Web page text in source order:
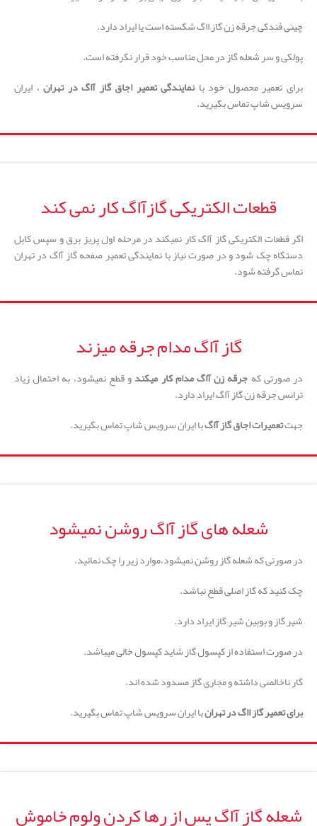
چینی فندکی جرقه زن گاز ااگ شکسته است یا ایراد دارد.
پولکی و سر شعله گاز در محل مناسب خود قرار نگرفته است.
برای تعمیر محصول خود بانمایندگی تعمیر اجاق گاز آاگ در تهران، ایران
سرویس شاپ تماس بگیرید.
قطعات الکتریکی گازآاگ کار نمی کند
اگر قطعات الکتریکی گاز آاگ کار نمیکند در مرحله اول پریز برق و سپس کابل
دستگاه چک شود و در صورت نیاز با نمایندگی تعمیر صفحه گاز آاگ در تهران
تماس گرفته شود.
گاز آاگ مدام جرقه میزند
در صورتی که جرقه زن آاگ مدام کار میکندو قطع نمیشود، به احتمال زیاد
ترانس جرقه زن گاز آاگ ایراد دارد.
جهتتعمیرات اجاق گاز آاگبا ایران سرویس شاپ تماس بگیرید.
شعله های گاز آاگ روشن نمیشود
در صورتی که شعله گاز روشن نمیشود،موارد زیر را چک نمائید.
چک کنید که گاز اصلی قطع نباشد.
شیر گاز و بوبین شیر گاز ایراد دارد.
در صورت استفاده از کپسول گاز شاید کپسول خالی میباشد.
گار ناخالصی داشته و مجاری گاز مسدود شده اند.
برای تعمیر گاز ااگ در تهرانبا ایران سرویس شاپ تماس بگیرید.
شعله گاز آاگ پس از رها کردن ولوم خاموش